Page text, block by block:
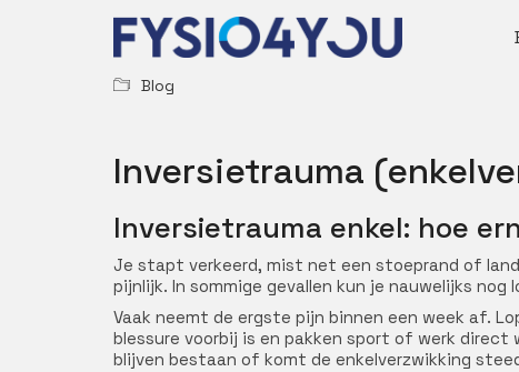
Blog
Inversietrauma
Inversietrauma enkel: hoe
Je stapt verkeerd, mist net een stoeprand of
pijnlijk. In sommige gevallen kun je nauwelijks
Vaak neemt de ergste pijn binnen een week af.
blessure voorbij is en pakken sport of werk direct
blijven bestaan of komt de enkelverzwikking